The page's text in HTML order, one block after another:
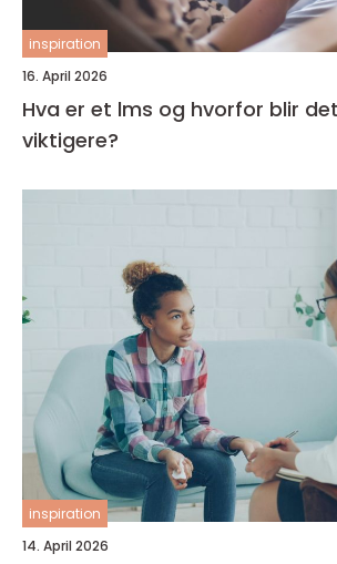
inspiration
16. April 2026
Hva er et lms og hvorfor blir
viktigere?
inspiration
14. April 2026